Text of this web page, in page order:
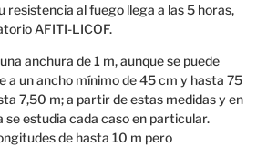
resistencia al fuego llega a las 5 horas,
AFITI-LICOF.
anchura de 1 m, aunque se puede
un ancho mínimo de 45 cm y hasta 75
7,50 m; a partir de estas medidas y en
estudia cada caso en particular.
de hasta 10 m pero